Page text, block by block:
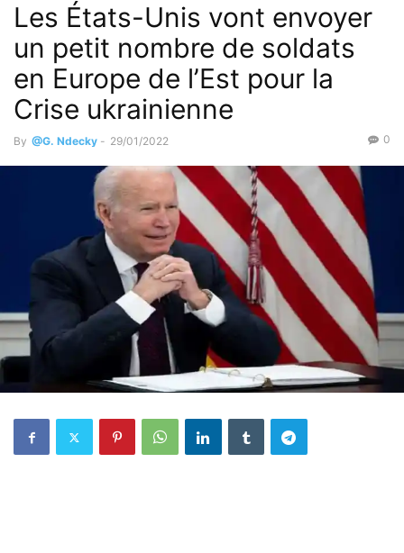
Les États-Unis vont envoyer
un petit nombre de soldats
en Europe de l’Est pour la
Crise ukrainienne
By @G. Ndecky - 29/01/2022 0